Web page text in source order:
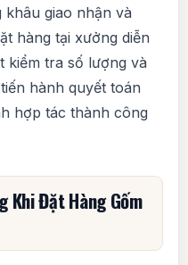
giao nhận và
hàng tại xưởng diễn
kiểm tra số lượng và
hành quyết toán
hợp tác thành công
Khi Đặt Hàng Gốm